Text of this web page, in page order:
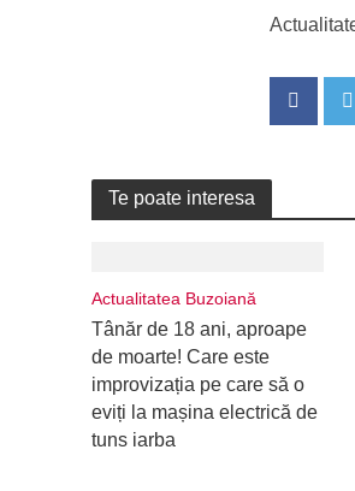
Te poate interesa
Actualitatea Buzoiană
Tânăr de 18 ani, aproape
de moarte! Care este
improvizația pe care să o
eviți la mașina electrică de
tuns iarba